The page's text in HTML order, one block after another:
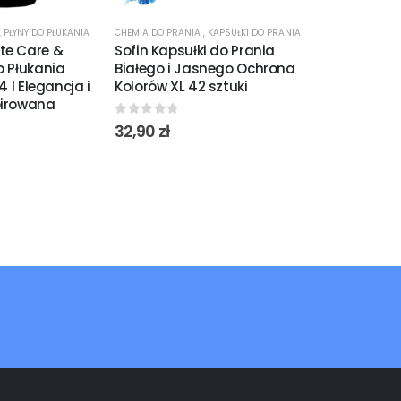
, PŁYNY DO PŁUKANIA
Care &
Płukania
l Elegancja i
CHEMIA DO PRANIA , KAPSUŁKI DO PRANIA
Sofin Kapsułki do Prania
Białego i Jasnego Ochrona
Kolorów XL 42 sztuki
0out of 5
32,90 zł